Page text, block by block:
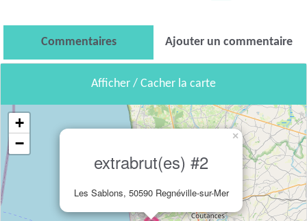
Commentaires Ajouter un commentaire
Afficher / Cacher la carte
extrabrut(es) #2
Les Sablons, 50590 Regnéville-sur-Mer
×
+
−